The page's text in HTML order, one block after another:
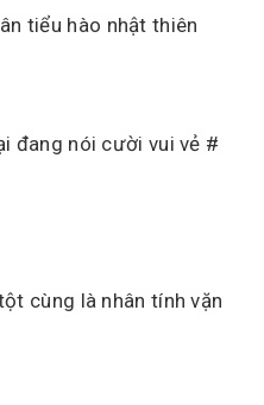
tiểu hào nhật thiên
đang nói cười vui vẻ #
cùng là nhân tính vặn